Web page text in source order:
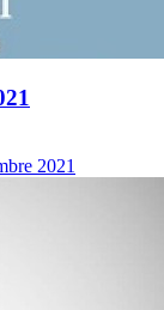
2021